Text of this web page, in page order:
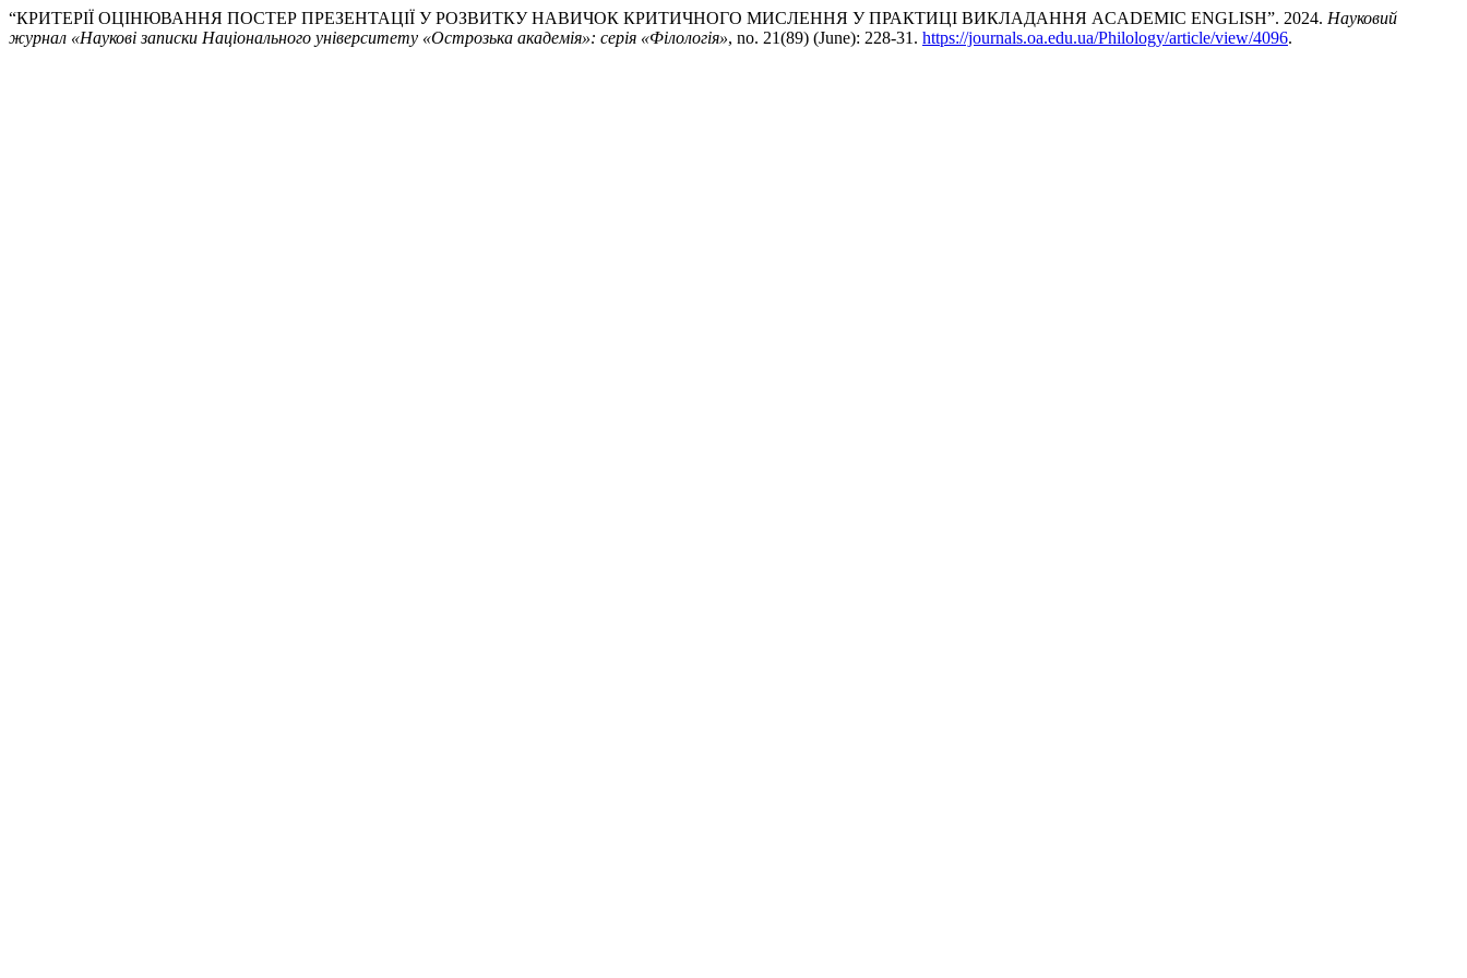
“КРИТЕРІЇ ОЦІНЮВАННЯ ПОСТЕР ПРЕЗЕНТАЦІЇ У РОЗВИТКУ НАВИЧОК КРИТИЧНОГО МИСЛЕННЯ У ПРАКТИЦІ ВИКЛАДАННЯ ACADEMIC ENGLISH”. 2024. Науковий
журнал «Наукові записки Національного університету «Острозька академія»: серія «Філологія», no. 21(89) (June): 228-31. https://journals.oa.edu.ua/Philology/article/view/4096.